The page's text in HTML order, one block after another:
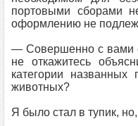
портовыми сборами
оформлению не
— Совершенно с вами
не откажитесь
категории
животных?
Я было стал в тупик,